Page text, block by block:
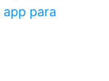
app para